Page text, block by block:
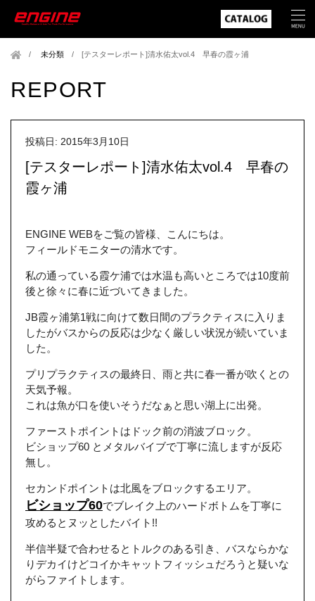
未分類 /[テスターレポート]清水佑太vol.4 早春の霞ヶ浦
REPORT
投稿日: 2015年3月10日
[テスターレポート]清水佑太vol.4 早春の
霞ヶ浦
ENGINE WEBをご覧の皆様、こんにちは。
フィールドモニターの清水です。
私の通っている霞ケ浦では水温も高いところでは10度前
後と徐々に春に近づいてきました。
JB霞ヶ浦第1戦に向けて数日間のプラクティスに入りま
したがバスからの反応は少なく厳しい状況が続いていま
した。
プリプラクティスの最終日、雨と共に春一番が吹くとの
天気予報。
これは魚が口を使いそうだなぁと思い湖上に出発。
ファーストポイントはドック前の消波ブロック。
ビショップ60 とメタルバイブで丁寧に流しますが反応
無し。
セカンドポイントは北風をブロックするエリア。
ビショップ60でブレイク上のハードボトムを丁寧に
攻めるとヌッとしたバイト!!
半信半疑で合わせるとトルクのある引き、バスならかな
りデカイけどコイかキャットフィッシュだろうと疑いな
がらファイトします。